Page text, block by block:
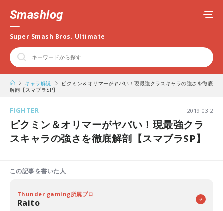
Smashlog
Super Smash Bros. Ultimate
キャラ解説
ピクミン＆オリマーがヤバい！現最強クラスキャラの強さを徹底
解剖【スマブラSP】
FIGHTER 2019.03.2
ピクミン＆オリマーがヤバい！現最強クラ
スキャラの強さを徹底解剖【スマブラSP】
この記事を書いた人
Thunder gaming所属プロ
Raito